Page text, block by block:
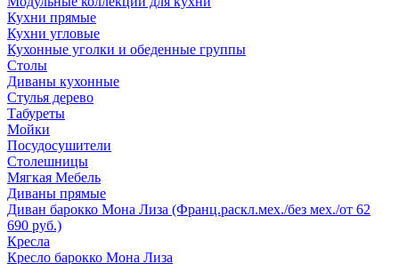
Кухни прямые
Кухни угловые
Кухонные уголки и обеденные группы
Столы
Диваны кухонные
Стулья дерево
Табуреты
Мойки
Посудосушители
Столешницы
Мягкая Мебель
Диваны прямые
Диван барокко Мона Лиза (Франц.раскл.мех./без мех./от 62
690 руб.)
Кресла
Кресло барокко Мона Лиза